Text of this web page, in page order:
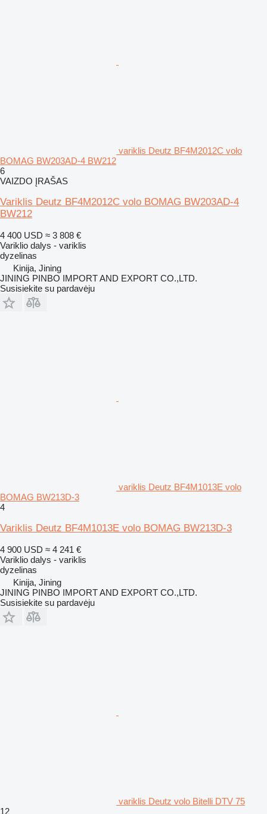
variklis Deutz BF4M2012C volo
BOMAG BW203AD-4 BW212
6
VAIZDO ĮRAŠAS
Variklis Deutz BF4M2012C volo BOMAG BW203AD-4
BW212
4 400 USD ≈ 3 808 €
Variklio dalys - variklis
dyzelinas
Kinija, Jining
JINING PINBO IMPORT AND EXPORT CO.,LTD.
Susisiekite su pardavėju
variklis Deutz BF4M1013E volo
BOMAG BW213D-3
4
Variklis Deutz BF4M1013E volo BOMAG BW213D-3
4 900 USD ≈ 4 241 €
Variklio dalys - variklis
dyzelinas
Kinija, Jining
JINING PINBO IMPORT AND EXPORT CO.,LTD.
Susisiekite su pardavėju
variklis Deutz volo Bitelli DTV 75
12